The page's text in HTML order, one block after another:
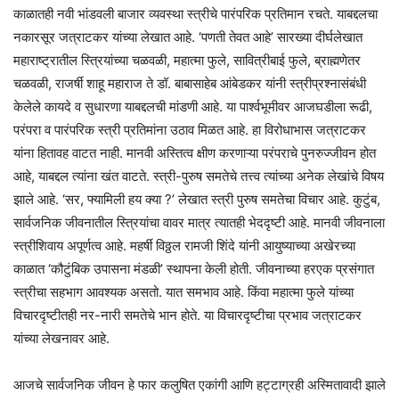
काळातही नवी भांडवली बाजार व्यवस्था स्त्रीचे पारंपरिक प्रतिमान रचते. याबद्दलचा
नकारसूर जत्राटकर यांच्या लेखात आहे. ‘पणती तेवत आहे’ सारख्या दीर्घलेखात
महाराष्ट्रातील स्त्रियांच्या चळवळी, महात्मा फुले, सावित्रीबाई फुले, ब्राह्मणेतर
चळवळी, राजर्षी शाहू महाराज ते डॉ. बाबासाहेब आंबेडकर यांनी स्त्रीप्रश्नासंबंधी
केलेले कायदे व सुधारणा याबद्दलची मांडणी आहे. या पार्श्वभूमीवर आजघडीला रूढी,
परंपरा व पारंपरिक स्त्री प्रतिमांना उठाव मिळत आहे. हा विरोधाभास जत्राटकर
यांना हितावह वाटत नाही. मानवी अस्तित्व क्षीण करणाऱ्या परंपराचे पुनरुज्जीवन होत
आहे, याबद्दल त्यांना खंत वाटते. स्त्री-पुरुष समतेचे तत्त्व त्यांच्या अनेक लेखांचे विषय
झाले आहे. ‘सर, फ्यामिली हय क्या ?’ लेखात स्त्री पुरुष समतेचा विचार आहे. कुटुंब,
सार्वजनिक जीवनातील स्त्रियांचा वावर मात्र त्यातही भेददृष्टी आहे. मानवी जीवनाला
स्त्रीशिवाय अपूर्णत्व आहे. महर्षी विठ्ठल रामजी शिंदे यांनी आयुष्याच्या अखेरच्या
काळात ‘कौटुंबिक उपासना मंडळी’ स्थापना केली होती. जीवनाच्या हरएक प्रसंगात
स्त्रीचा सहभाग आवश्यक असतो. यात समभाव आहे. किंवा महात्मा फुले यांच्या
विचारदृष्टीतही नर-नारी समतेचे भान होते. या विचारदृष्टीचा प्रभाव जत्राटकर
यांच्या लेखनावर आहे.
आजचे सार्वजनिक जीवन हे फार कलुषित एकांगी आणि हट्टाग्रही अस्मितावादी झाले